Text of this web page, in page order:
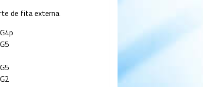
de fita externa.